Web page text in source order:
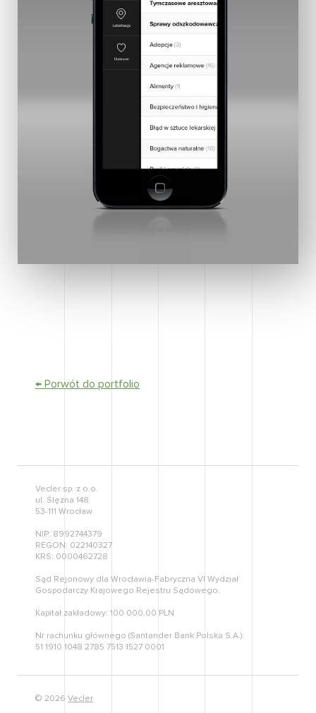
← Porwót do portfolio
Vecler sp. z o.o.
ul. Ślężna 148
53-111 Wrocław
NIP: 8992744379
REGON: 022140327
KRS: 0000462728
Sąd Rejonowy dla Wrocławia-Fabryczna VI Wydział
Gospodarczy Krajowego Rejestru Sądowego.
Kapitał zakładowy: 100 000,00 PLN
Nr rachunku głównego (Santander Bank Polska S.A.):
51 1910 1048 2785 7513 1527 0001
© 2026 Vecler